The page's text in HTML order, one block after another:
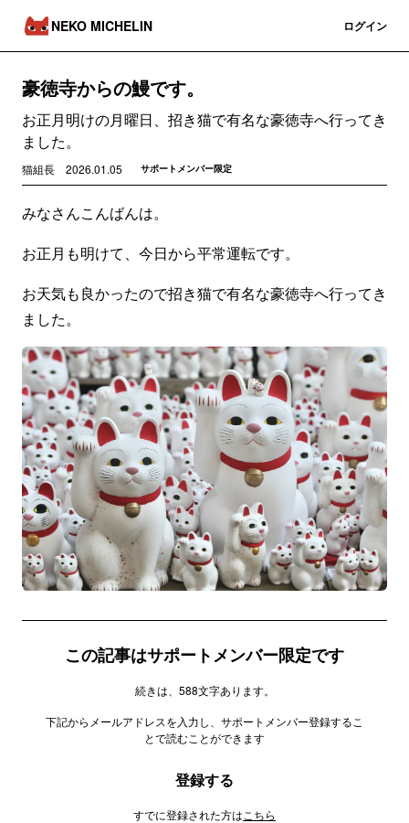
NEKO MICHELIN ログイン
豪徳寺からの鰻です。
お正月明けの月曜日、招き猫で有名な豪徳寺へ行ってき
ました。
猫組長 2026.01.05 サポートメンバー限定
みなさんこんばんは。
お正月も明けて、今日から平常運転です。
お天気も良かったので招き猫で有名な豪徳寺へ行ってき
ました。
この記事はサポートメンバー限定です
続きは、588文字あります。
下記からメールアドレスを入力し、サポートメンバー登録するこ
とで読むことができます
登録する
すでに登録された方は こちら